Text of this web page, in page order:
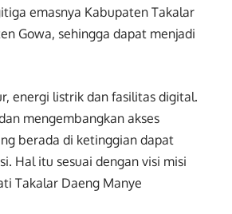
emasnya Kabupaten Takalar
Gowa, sehingga dapat menjadi
energi listrik dan fasilitas digital.
mengembangkan akses
berada di ketinggian dapat
Hal itu sesuai dengan visi misi
Takalar Daeng Manye